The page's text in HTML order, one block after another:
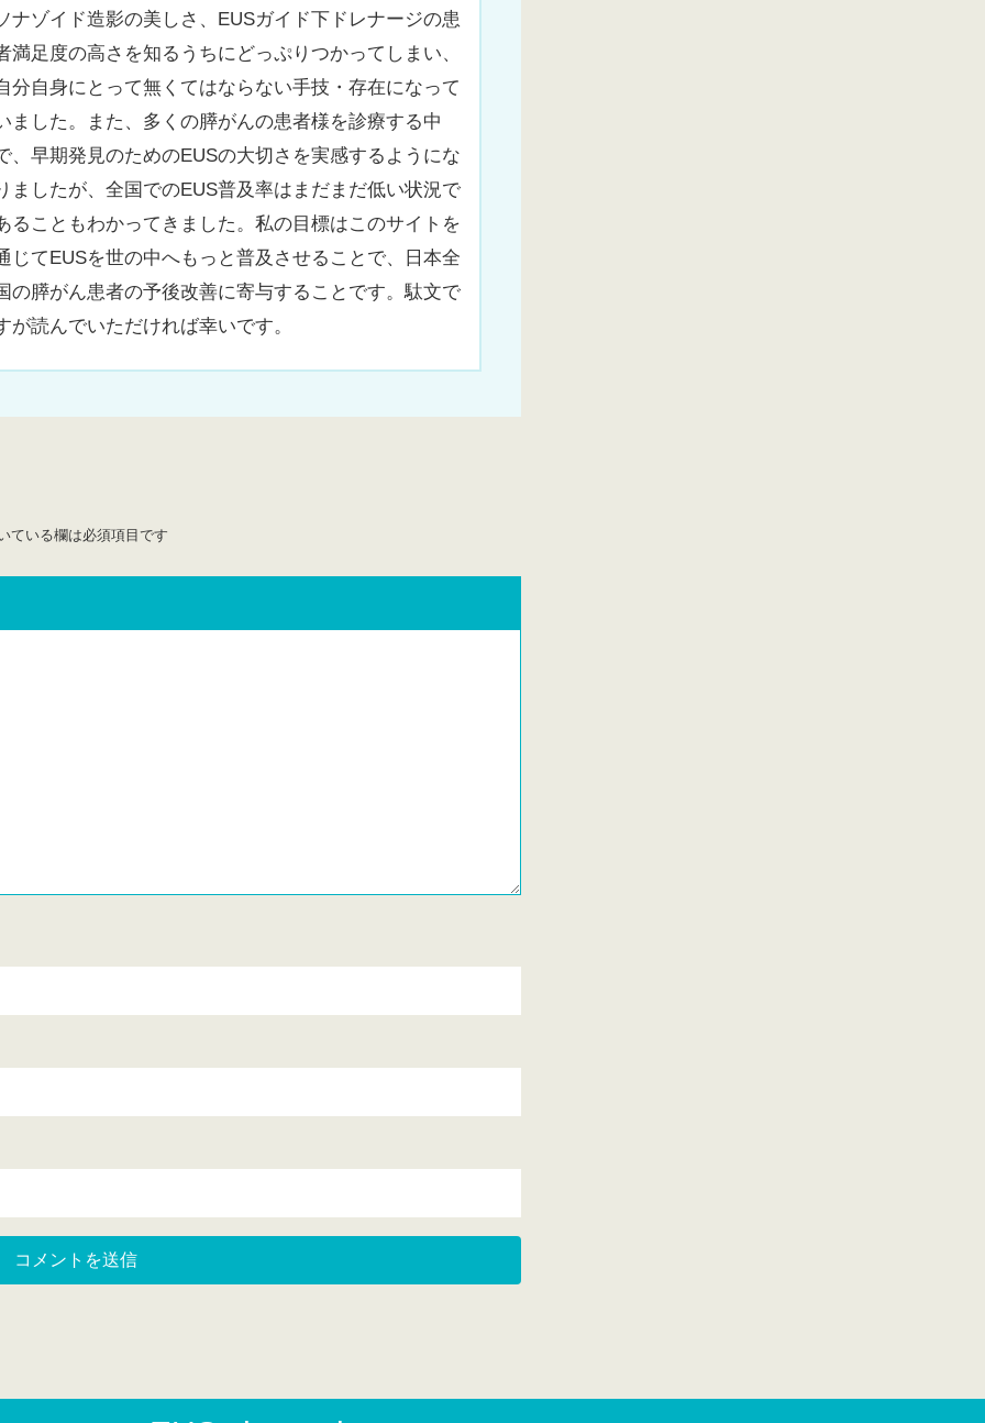
ナゾイド造影の美しさ、EUSガイド下ドレナージの患
満足度の高さを知るうちにどっぷりつかってしまい、
分自身にとって無くてはならない手技・存在になって
ました。また、多くの膵がんの患者様を診療する中
、早期発見のためのEUSの大切さを実感するようにな
ましたが、全国でのEUS普及率はまだまだ低い状況で
ることもわかってきました。私の目標はこのサイトを
じてEUSを世の中へもっと普及させることで、日本全
の膵がん患者の予後改善に寄与することです。駄文で
が読んでいただければ幸いです。
ている欄は必須項目です